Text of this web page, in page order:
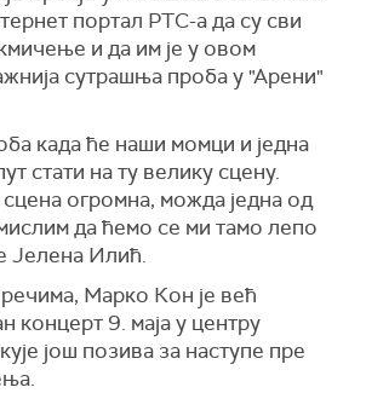
портал РТС-а да су сви
и да им је у овом
сутрашња проба у "Арени"
када ће наши момци и једна
стати на ту велику сцену.
сцена огромна, можда једна од
да ћемо се ми тамо лепо
Јелена Илић.
Марко Кон је већ
концерт 9. маја у центру
још позива за наступе пре